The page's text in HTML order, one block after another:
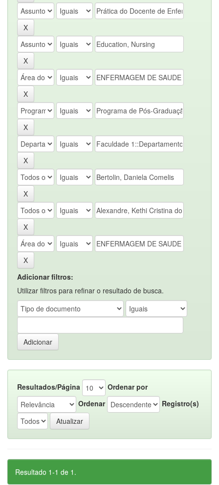
Adicionar filtros:
Utilizar filtros para refinar o resultado de busca.
Resultados/Página
Ordenar por
Ordenar
Registro(s)
Resultado 1-1 de 1.